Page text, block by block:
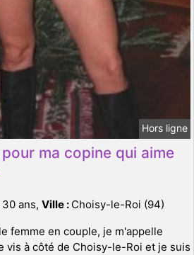
Hors ligne
ma copine qui aime
30 ans, Ville : Choisy-le-Roi (94)
femme en couple, je m'appelle
vis à côté de Choisy-le-Roi et je suis